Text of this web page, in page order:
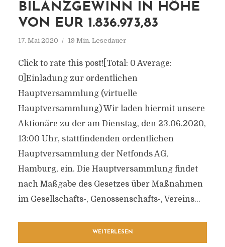
BILANZGEWINN IN HÖHE
VON EUR 1.836.973,83
17. Mai 2020 19 Min. Lesedauer
Click to rate this post![Total: 0 Average:
0]Einladung zur ordentlichen
Hauptversammlung (virtuelle
Hauptversammlung) Wir laden hiermit unsere
Aktionäre zu der am Dienstag, den 23.06.2020,
13:00 Uhr, stattfindenden ordentlichen
Hauptversammlung der Netfonds AG,
Hamburg, ein. Die Hauptversammlung findet
nach Maßgabe des Gesetzes über Maßnahmen
im Gesellschafts-, Genossenschafts-, Vereins...
WEITERLESEN